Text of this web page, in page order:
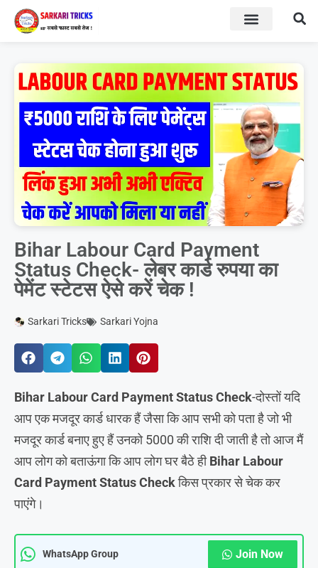
Bihar Labour Card Payment
Status Check- लेबर कार्ड रुपया का
पेमेंट स्टेटस ऐसे करें चेक !
Sarkari Tricks Sarkari Yojna
Bihar Labour Card Payment Status Check-दोस्तों यदि
आप एक मजदूर कार्ड धारक हैं जैसा कि आप सभी को पता है जो भी
मजदूर कार्ड बनाए हुए हैं उनको 5000 की राशि दी जाती है तो आज मैं
आप लोग को बताऊंगा कि आप लोग घर बैठे हीBihar Labour
Card Payment Status Checkकिस प्रकार से चेक कर
पाएंगे।
WhatsApp Group Join Now